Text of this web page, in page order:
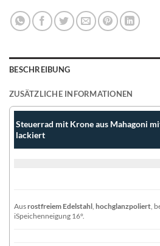
BESCHREIBUNG
ZUSÄTZLICHE INFORMATIONEN
Steuerrad mit Krone aus Mahagoni
lackiert
Ausrostfreiem Edelstahl hochglanzpoliert ,
iSpeichenneigung 16°.